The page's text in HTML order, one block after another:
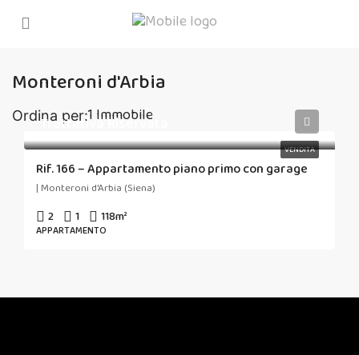
Monteroni d'Arbia
1 Immobile
Ordina per:
VENDITA
Trattativa Riservata
Rif. 166 – Appartamento piano primo con garage
| Monteroni d'Arbia (Siena)
2 1 118m²
APPARTAMENTO